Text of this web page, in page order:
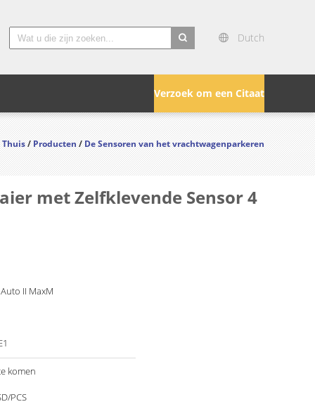
Dutch
Verzoek om een Citaat
Thuis/Producten/De Sensoren van het vrachtwagenparkeren
met Zelfklevende Sensor 4
II MaxM
komen
PCS